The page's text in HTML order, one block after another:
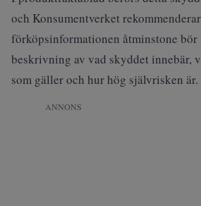
och Konsumentverket
förköpsinformationen åtminstone
beskrivning av vad skyddet innebär,
som gäller och hur hög självrisken är.
ANNONS